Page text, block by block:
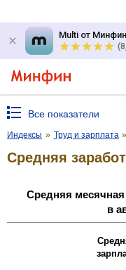
Multi от Минфин
Все показатели
Индексы » Труд и зарплата »
Средняя
Средняя месячная
в